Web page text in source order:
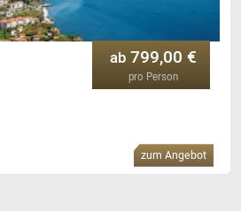
ab 799,00 €
pro Person
zum Angebot